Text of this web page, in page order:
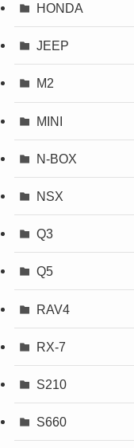
HONDA
JEEP
M2
MINI
N-BOX
NSX
Q3
Q5
RAV4
RX-7
S210
S660